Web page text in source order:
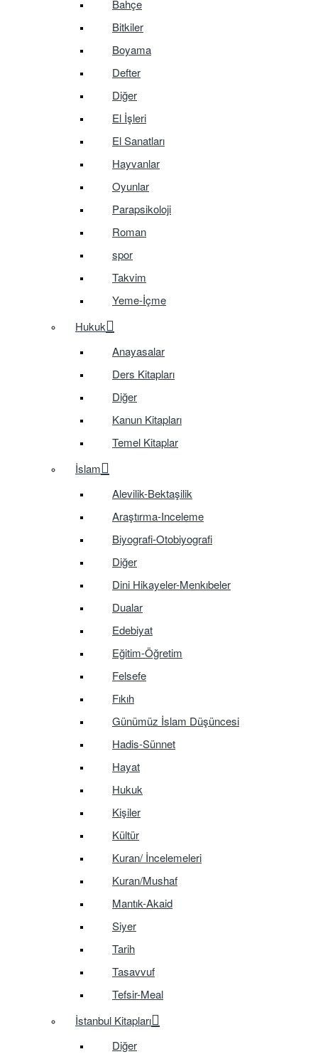
Bahçe
Bitkiler
Boyama
Defter
Diğer
El İşleri
El Sanatları
Hayvanlar
Oyunlar
Parapsikoloji
Roman
spor
Takvim
Yeme-İçme
Hukuk
Anayasalar
Ders Kitapları
Diğer
Kanun Kitapları
Temel Kitaplar
İslam
Alevilik-Bektaşilik
Araştırma-Inceleme
Biyografi-Otobiyografi
Diğer
Dini Hikayeler-Menkıbeler
Dualar
Edebiyat
Eğitim-Öğretim
Felsefe
Fıkıh
Günümüz İslam Düşüncesi
Hadis-Sünnet
Hayat
Hukuk
Kişiler
Kültür
Kuran/ İncelemeleri
Kuran/Mushaf
Mantık-Akaid
Siyer
Tarih
Tasavvuf
Tefsir-Meal
İstanbul Kitapları
Diğer